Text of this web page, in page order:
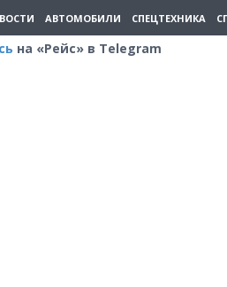
АВТОМОБИЛИ СПЕЦТЕХНИКА
на «Рейс» в Telegram